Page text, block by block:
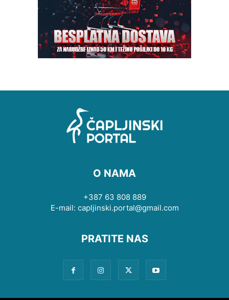
O NAMA
+387 63 808 889
E-mail: capljinski.portal@gmail.com
PRATITE NAS